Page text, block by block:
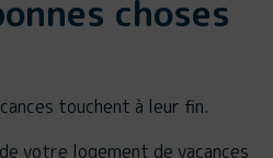
choses
touchent à leur fin.
votre logement de vacances